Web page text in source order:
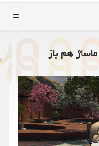
منو
هم باز